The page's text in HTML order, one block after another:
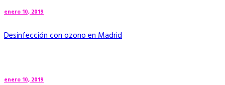
enero 10, 2019
Desinfección con ozono en Madrid
enero 10, 2019